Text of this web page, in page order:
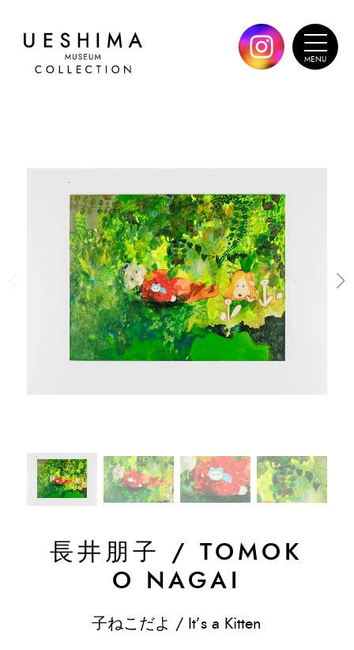
長井朋子 /TOMOK
O NAGAI
子ねこだよ / It’s a Kitten